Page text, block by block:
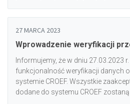
został zaktualizowany słownik
„Program” w formularzu dodawania
wartości słownikowe są dostępne w
Załącznik 2 - Słowniki).<br/><br/
zmian w nowododawanych
27 MARCA 2023
Wprowadzenie weryfikacji
Informujemy, że w dniu 27.03.2023
funkcjonalność weryfikacji danych
systemie CROEF. Wszystkie
dodane do systemu CROEF